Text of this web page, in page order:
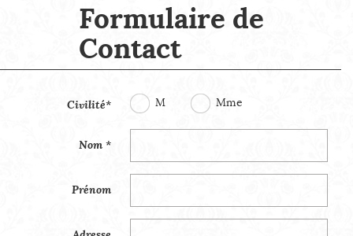
Formulaire de
Contact
Civilité* M Mme
Nom *
Prénom